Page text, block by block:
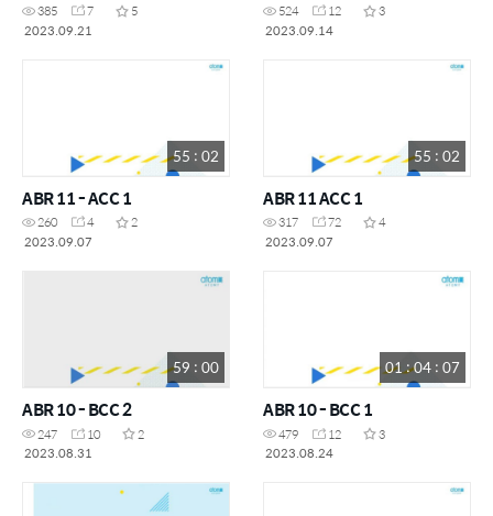
385 7
5
2023.09.21
524 12
3
2023.09.14
55 : 02
ABR 11 - ACC 1
260 4
2
2023.09.07
55 : 02
ABR 11 ACC 1
317 72
4
2023.09.07
59 : 00
ABR 10 - BCC 2
247 10
2
2023.08.31
01 : 04 : 07
ABR 10 - BCC 1
479 12
3
2023.08.24